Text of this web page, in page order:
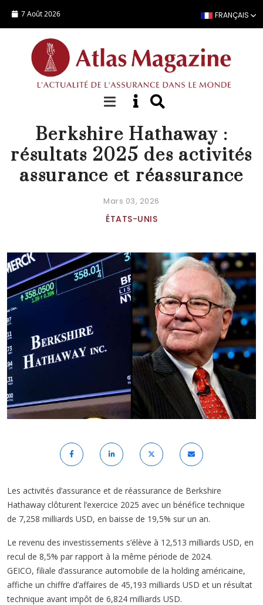
7 Août 2026 FRANÇAIS
ACTUALITÉ
Berkshire Hathaway :
résultats 2025 des activités
assurance et réassurance
Mars 03, 2026
ÉTATS-UNIS
Les activités d’assurance et de réassurance de Berkshire
Hathaway clôturent l’exercice 2025 avec un bénéfice technique
de 7,258 milliards USD, en baisse de 19,5% sur un an.
Le revenu des investissements s’élève à 12,513 milliards USD, en
recul de 8,5% par rapport à la même période de 2024.
GEICO, filiale d’assurance automobile de la holding américaine,
affiche un chiffre d’affaires de 45,193 milliards USD et un résultat
technique avant impôt de 6,824 milliards USD.